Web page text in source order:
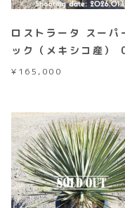
ロストラータ スーパ
ック（メキシコ産）
¥ 165,000